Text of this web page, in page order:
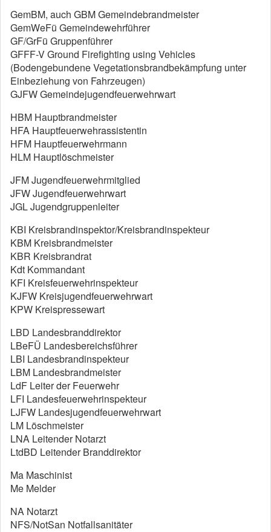
GemBM, auch GBM Gemeindebrandmeister
GemWeFü Gemeindewehrführer
GF/GrFü Gruppenführer
GFFF-V Ground Firefighting using Vehicles
(Bodengebundene Vegetationsbrandbekämpfung unter
Einbeziehung von Fahrzeugen)
GJFW Gemeindejugendfeuerwehrwart
HBM Hauptbrandmeister
HFA Hauptfeuerwehrassistentin
HFM Hauptfeuerwehrmann
HLM Hauptlöschmeister
JFM Jugendfeuerwehrmitglied
JFW Jugendfeuerwehrwart
JGL Jugendgruppenleiter
KBI Kreisbrandinspektor/Kreisbrandinspekteur
KBM Kreisbrandmeister
KBR Kreisbrandrat
Kdt Kommandant
KFI Kreisfeuerwehrinspekteur
KJFW Kreisjugendfeuerwehrwart
KPW Kreispressewart
LBD Landesbranddirektor
LBeFÜ Landesbereichsführer
LBI Landesbrandinspekteur
LBM Landesbrandmeister
LdF Leiter der Feuerwehr
LFI Landesfeuerwehrinspekteur
LJFW Landesjugendfeuerwehrwart
LM Löschmeister
LNA Leitender Notarzt
LtdBD Leitender Branddirektor
Ma Maschinist
Me Melder
NA Notarzt
NFS/NotSan Notfallsanitäter